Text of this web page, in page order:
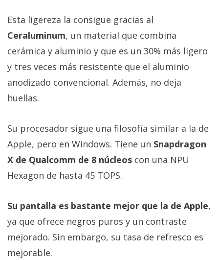
Esta ligereza la consigue gracias al
Ceraluminum, un material que combina
cerámica y aluminio y que es un 30% más ligero
y tres veces más resistente que el aluminio
anodizado convencional. Además, no deja
huellas.
Su procesador sigue una filosofía similar a la de
Apple, pero en Windows. Tiene un Snapdragon
X de Qualcomm de 8 núcleos con una NPU
Hexagon de hasta 45 TOPS.
Su pantalla es bastante mejor que la de Apple,
ya que ofrece negros puros y un contraste
mejorado. Sin embargo, su tasa de refresco es
mejorable.